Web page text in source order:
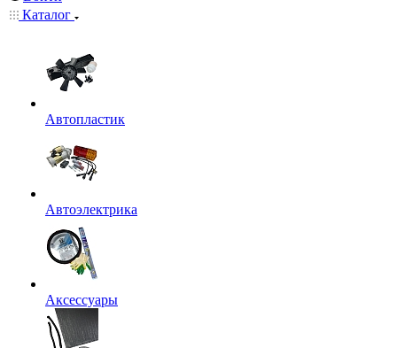
Каталог
Автопластик
Автоэлектрика
Аксессуары